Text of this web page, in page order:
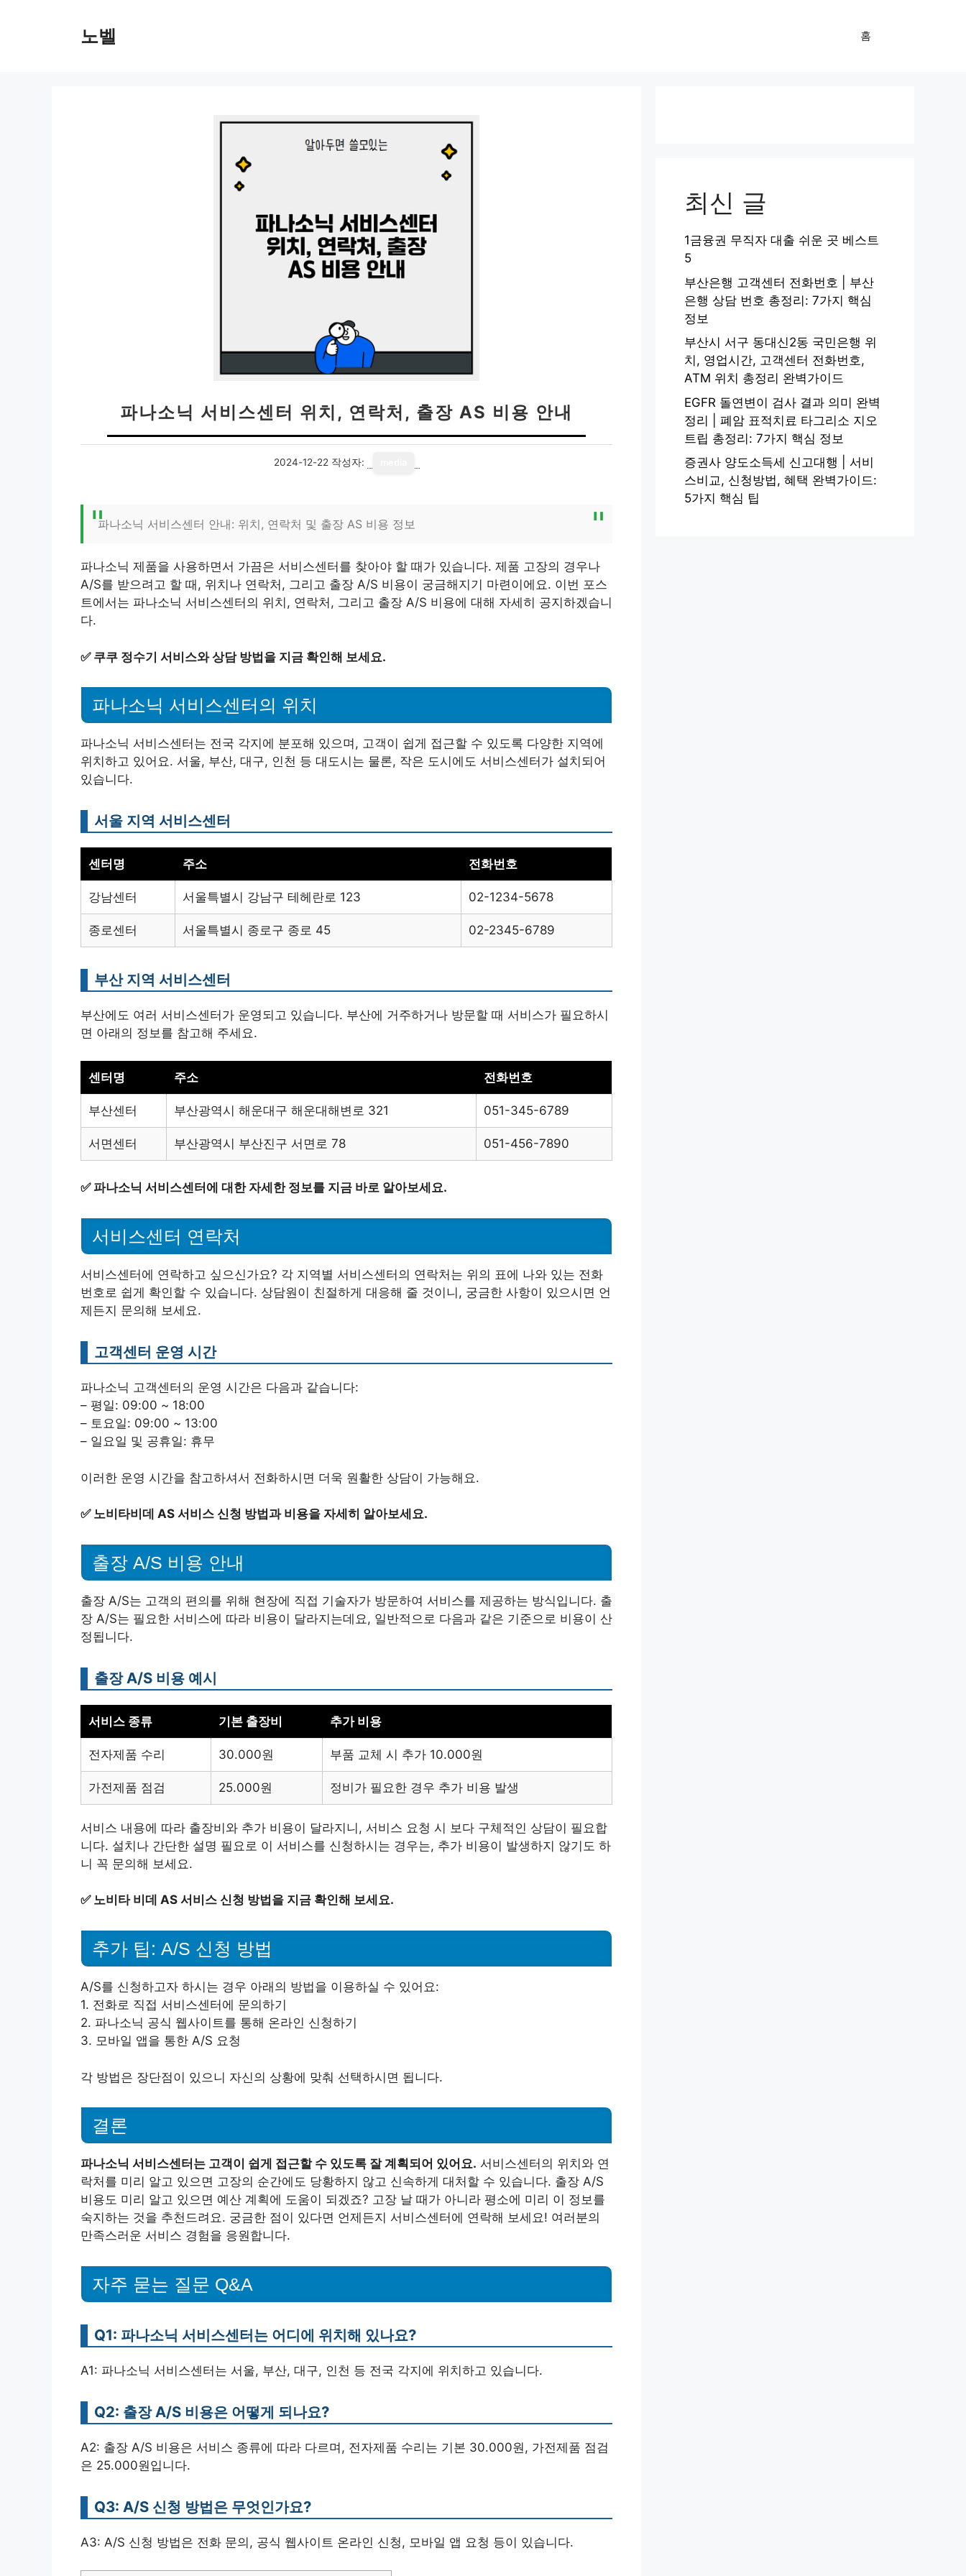
노벨 홈
파나소닉 서비스센터 위치, 연락처, 출장 AS 비용 안내
2024-12-22 작성자:
파나소닉 서비스센터 안내: 위치, 연락처 및 출장 AS 비용 정보
파나소닉 제품을 사용하면서 가끔은 서비스센터를 찾아야 할 때가 있습니다. 제품 고장의 경우나
A/S를 받으려고 할 때, 위치나 연락처, 그리고 출장 A/S 비용이 궁금해지기 마련이에요. 이번 포스
트에서는 파나소닉 서비스센터의 위치, 연락처, 그리고 출장 A/S 비용에 대해 자세히 공지하겠습니
다.
✅ 쿠쿠 정수기 서비스와 상담 방법을 지금 확인해 보세요.
파나소닉 서비스센터의 위치
파나소닉 서비스센터는 전국 각지에 분포해 있으며, 고객이 쉽게 접근할 수 있도록 다양한 지역에
위치하고 있어요. 서울, 부산, 대구, 인천 등 대도시는 물론, 작은 도시에도 서비스센터가 설치되어
있습니다.
서울 지역 서비스센터
센터명 주소 전화번호
강남센터 서울특별시 강남구 테헤란로 123 02-1234-5678
종로센터 서울특별시 종로구 종로 45 02-2345-6789
부산 지역 서비스센터
부산에도 여러 서비스센터가 운영되고 있습니다. 부산에 거주하거나 방문할 때 서비스가 필요하시
면 아래의 정보를 참고해 주세요.
센터명 주소 전화번호
부산센터 부산광역시 해운대구 해운대해변로 321 051-345-6789
서면센터 부산광역시 부산진구 서면로 78 051-456-7890
✅ 파나소닉 서비스센터에 대한 자세한 정보를 지금 바로 알아보세요.
서비스센터 연락처
서비스센터에 연락하고 싶으신가요? 각 지역별 서비스센터의 연락처는 위의 표에 나와 있는 전화
번호로 쉽게 확인할 수 있습니다. 상담원이 친절하게 대응해 줄 것이니, 궁금한 사항이 있으시면 언
제든지 문의해 보세요.
고객센터 운영 시간
파나소닉 고객센터의 운영 시간은 다음과 같습니다:
– 평일: 09:00 ~ 18:00
– 토요일: 09:00 ~ 13:00
– 일요일 및 공휴일: 휴무
이러한 운영 시간을 참고하셔서 전화하시면 더욱 원활한 상담이 가능해요.
✅ 노비타비데 AS 서비스 신청 방법과 비용을 자세히 알아보세요.
출장 A/S 비용 안내
출장 A/S는 고객의 편의를 위해 현장에 직접 기술자가 방문하여 서비스를 제공하는 방식입니다. 출
장 A/S는 필요한 서비스에 따라 비용이 달라지는데요, 일반적으로 다음과 같은 기준으로 비용이 산
정됩니다.
출장 A/S 비용 예시
서비스 종류 기본 출장비 추가 비용
전자제품 수리 30.000원 부품 교체 시 추가 10.000원
가전제품 점검 25.000원 정비가 필요한 경우 추가 비용 발생
서비스 내용에 따라 출장비와 추가 비용이 달라지니, 서비스 요청 시 보다 구체적인 상담이 필요합
니다. 설치나 간단한 설명 필요로 이 서비스를 신청하시는 경우는, 추가 비용이 발생하지 않기도 하
니 꼭 문의해 보세요.
✅ 노비타 비데 AS 서비스 신청 방법을 지금 확인해 보세요.
추가 팁: A/S 신청 방법
A/S를 신청하고자 하시는 경우 아래의 방법을 이용하실 수 있어요:
1. 전화로 직접 서비스센터에 문의하기
2. 파나소닉 공식 웹사이트를 통해 온라인 신청하기
3. 모바일 앱을 통한 A/S 요청
각 방법은 장단점이 있으니 자신의 상황에 맞춰 선택하시면 됩니다.
결론
파나소닉 서비스센터는 고객이 쉽게 접근할 수 있도록 잘 계획되어 있어요. 서비스센터의 위치와 연
락처를 미리 알고 있으면 고장의 순간에도 당황하지 않고 신속하게 대처할 수 있습니다. 출장 A/S
비용도 미리 알고 있으면 예산 계획에 도움이 되겠죠? 고장 날 때가 아니라 평소에 미리 이 정보를
숙지하는 것을 추천드려요. 궁금한 점이 있다면 언제든지 서비스센터에 연락해 보세요! 여러분의
만족스러운 서비스 경험을 응원합니다.
자주 묻는 질문 Q&A
Q1: 파나소닉 서비스센터는 어디에 위치해 있나요?
A1: 파나소닉 서비스센터는 서울, 부산, 대구, 인천 등 전국 각지에 위치하고 있습니다.
Q2: 출장 A/S 비용은 어떻게 되나요?
A2: 출장 A/S 비용은 서비스 종류에 따라 다르며, 전자제품 수리는 기본 30.000원, 가전제품 점검
은 25.000원입니다.
Q3: A/S 신청 방법은 무엇인가요?
A3: A/S 신청 방법은 전화 문의, 공식 웹사이트 온라인 신청, 모바일 앱 요청 등이 있습니다.
최신 글
1금융권 무직자 대출 쉬운 곳 베스트
5
부산은행 고객센터 전화번호 | 부산
은행 상담 번호 총정리: 7가지 핵심
정보
부산시 서구 동대신2동 국민은행 위
치, 영업시간, 고객센터 전화번호,
ATM 위치 총정리 완벽가이드
EGFR 돌연변이 검사 결과 의미 완벽
정리 | 폐암 표적치료 타그리소 지오
트립 총정리: 7가지 핵심 정보
증권사 양도소득세 신고대행 | 서비
스비교, 신청방법, 혜택 완벽가이드:
5가지 핵심 팁